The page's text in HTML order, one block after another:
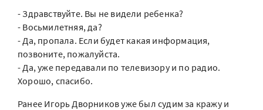
- Здравствуйте. Вы не видели ребенка?
- Восьмилетняя, да?
- Да, пропала. Если будет какая информация,
позвоните, пожалуйста.
- Да, уже передавали по телевизору и по радио.
Хорошо, спасибо.
Ранее Игорь Дворников уже был судим за кражу и